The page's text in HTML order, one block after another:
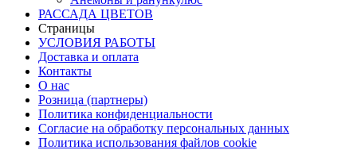
РАССАДА ЦВЕТОВ
Страницы
УСЛОВИЯ РАБОТЫ
Доставка и оплата
Контакты
О наc
Розница (партнеры)
Политика конфиденциальности
Согласие на обработку персональных данных
Политика использования файлов сookie